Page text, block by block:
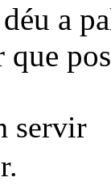
a
servir